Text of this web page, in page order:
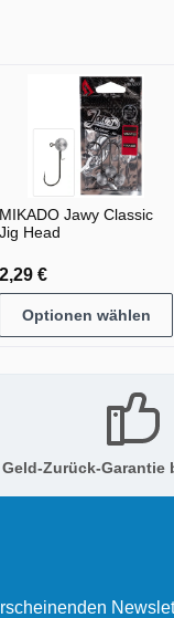
MIKADO Jawy Classic
Jig Head
2,29 €
Optionen wählen
Geld-Zurück-